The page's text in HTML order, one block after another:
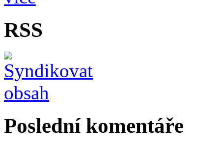
RSS
Poslední komentáře